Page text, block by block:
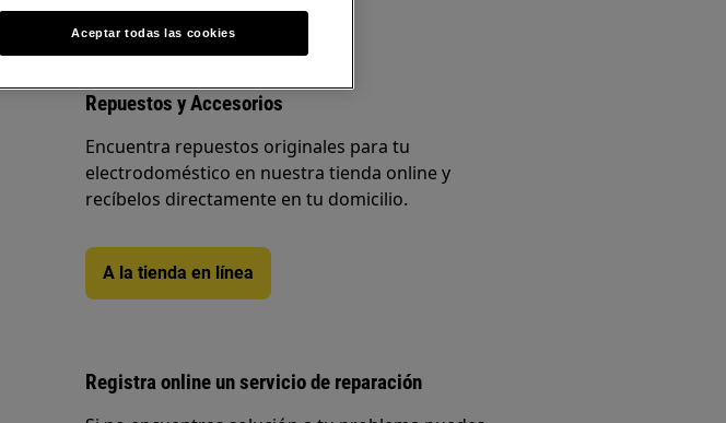
Repuestos y Accesorios
Encuentra repuestos originales para tu
electrodoméstico en nuestra tienda online y
recíbelos directamente en tu domicilio.
A la tienda en línea
Registra online un servicio de reparación
Aceptar todas las cookies